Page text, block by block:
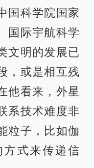
国科学院国家
国际宇航科学
文明的发展已
，或是相互残
他看来，外星
系技术难度非
粒子，比如伽
式来传递信